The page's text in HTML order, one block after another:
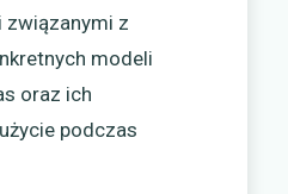
z
modeli
oraz ich
podczas